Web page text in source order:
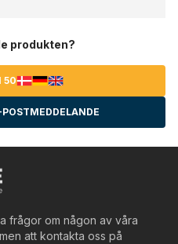
produkten?
50
frågor om någon av våra
att kontakta oss på